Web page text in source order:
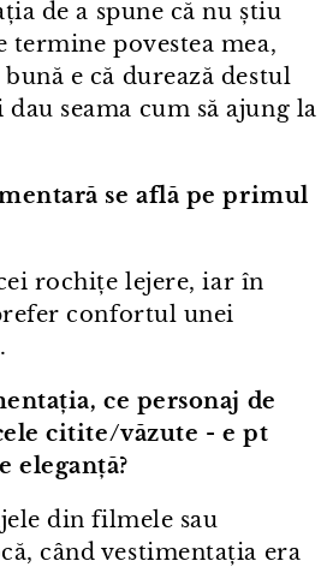
de a spune că nu știu
termine povestea mea,
e că durează destul
seama cum să ajung la
se află pe primul
rochițe lejere, iar în
confortul unei
ce personaj de
citite/văzute - e pt
eleganță?
din filmele sau
când vestimentația era